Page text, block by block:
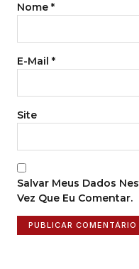
Nome *
E-Mail *
Site
Salvar Meus Dados
Vez Que Eu Comentar.